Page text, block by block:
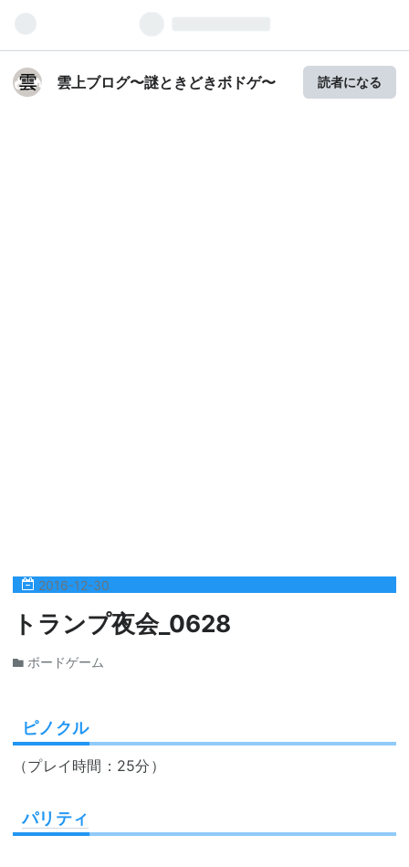
雲上ブログ〜謎ときどきボドゲ〜 読者になる
2016-12-30
トランプ夜会_0628
ボードゲーム
ピノクル
（プレイ時間：25分）
パリティ